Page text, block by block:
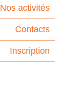
Nos activités
Contacts
Inscription